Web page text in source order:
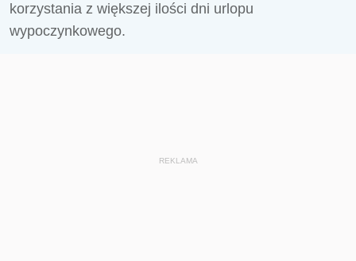
korzystania z większej ilości dni urlopu
wypoczynkowego.
REKLAMA